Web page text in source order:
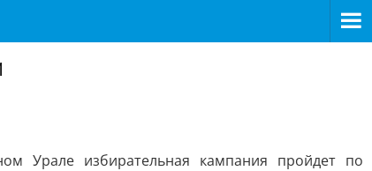
Урале избирательная кампания пройдет по